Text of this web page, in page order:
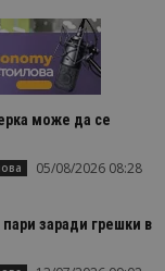
може да се
05/08/2026 08:28
заради грешки в